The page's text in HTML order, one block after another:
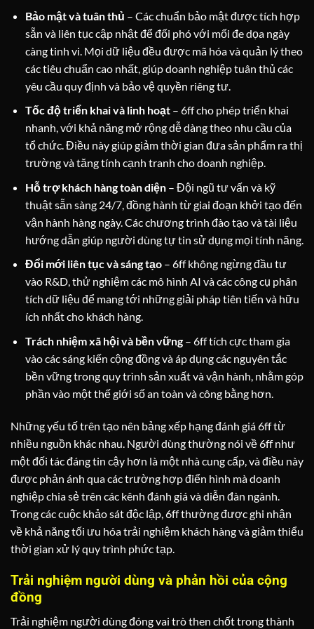
Bảo mật và tuân thủ – Các chuẩn bảo mật được tích hợp
sẵn và liên tục cập nhật để đối phó với mối đe dọa ngày
càng tinh vi. Mọi dữ liệu đều được mã hóa và quản lý theo
các tiêu chuẩn cao nhất, giúp doanh nghiệp tuân thủ các
yêu cầu quy định và bảo vệ quyền riêng tư.
Tốc độ triển khai và linh hoạt– 6ff cho phép triển khai
nhanh, với khả năng mở rộng dễ dàng theo nhu cầu của
tổ chức. Điều này giúp giảm thời gian đưa sản phẩm ra thị
trường và tăng tính cạnh tranh cho doanh nghiệp.
Hỗ trợ khách hàng toàn diện– Đội ngũ tư vấn và kỹ
thuật sẵn sàng 24/7, đồng hành từ giai đoạn khởi tạo đến
vận hành hàng ngày. Các chương trình đào tạo và tài liệu
hướng dẫn giúp người dùng tự tin sử dụng mọi tính năng.
Đổi mới liên tục và sáng tạo– 6ff không ngừng đầu tư
vào R&D, thử nghiệm các mô hình AI và các công cụ phân
tích dữ liệu để mang tới những giải pháp tiên tiến và hữu
ích nhất cho khách hàng.
Trách nhiệm xã hội và bền vững– 6ff tích cực tham gia
vào các sáng kiến cộng đồng và áp dụng các nguyên tắc
bền vững trong quy trình sản xuất và vận hành, nhằm góp
phần vào một thế giới số an toàn và công bằng hơn.
Những yếu tố trên tạo nên bảng xếp hạng đánh giá 6ff từ
nhiều nguồn khác nhau. Người dùng thường nói về 6ff như
một đối tác đáng tin cậy hơn là một nhà cung cấp, và điều này
được phản ánh qua các trường hợp điển hình mà doanh
nghiệp chia sẻ trên các kênh đánh giá và diễn đàn ngành.
Trong các cuộc khảo sát độc lập, 6ff thường được ghi nhận
về khả năng tối ưu hóa trải nghiệm khách hàng và giảm thiểu
thời gian xử lý quy trình phức tạp.
Trải nghiệm người dùng và phản hồi của cộng
đồng
Trải nghiệm người dùng đóng vai trò then chốt trong thành